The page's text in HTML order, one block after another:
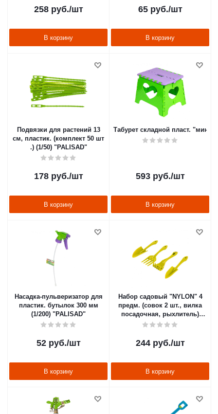
258руб./шт
В корзину
65руб./шт
В корзину
Подвязки для растений 13
см, пластик. (комплект 50 шт
.) (1/50) "PALISAD"
178руб./шт
В корзину
Табурет складной пласт. "мини"
593руб./шт
В корзину
Насадка-пульверизатор для
пластик. бутылок 300 мм
(1/200) "PALISAD"
52руб./шт
В корзину
Набор садовый "NYLON" 4
предм. (совок 2 шт., вилка
посадочная, рыхлитель)
пластик. (1/22) "PALISAD"
244руб./шт
В корзину